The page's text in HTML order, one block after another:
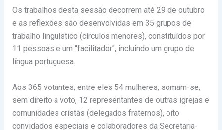
Os trabalhos desta sessão decorrem até 29 de outubro
e as reflexões são desenvolvidas em 35 grupos de
trabalho linguístico (círculos menores), constituídos por
11 pessoas e um “facilitador”, incluindo um grupo de
língua portuguesa.
Aos 365 votantes, entre eles 54 mulheres, somam-se,
sem direito a voto, 12 representantes de outras igrejas e
comunidades cristãs (delegados fraternos), oito
convidados especiais e colaboradores da Secretaria-